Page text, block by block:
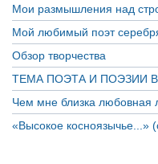
Мои размышления над
Мой любимый поэт
Обзор творчества
ТЕМА ПОЭТА И ПОЭЗИИ
Чем мне близка любовная
«Высокое косноязычье...»